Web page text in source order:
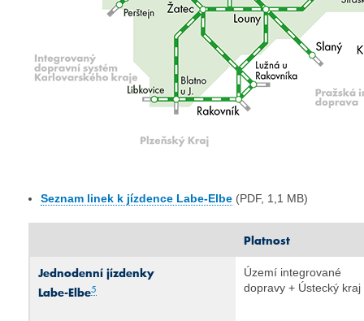
Seznam linek k jízdence Labe-Elbe (PDF, 1,1 MB)
Platnost
Jednodenní jízdenky
Labe-Elbe5
Území integrované
dopravy + Ústecký kraj